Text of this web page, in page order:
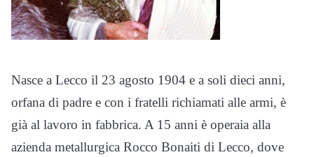
Nasce a Lecco il 23 agosto 1904 e a soli dieci anni,
orfana di padre e con i fratelli richiamati alle armi, è
già al lavoro in fabbrica. A 15 anni è operaia alla
azienda metallurgica Rocco Bonaiti di Lecco, dove